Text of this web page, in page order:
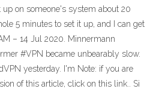
up on someone's system about 20
5 minutes to set it up, and I can get
– 14 Jul 2020. Minnermann
#VPN became unbearably slow.
yesterday. I'm Note: if you are
of this article, click on this link.. Si